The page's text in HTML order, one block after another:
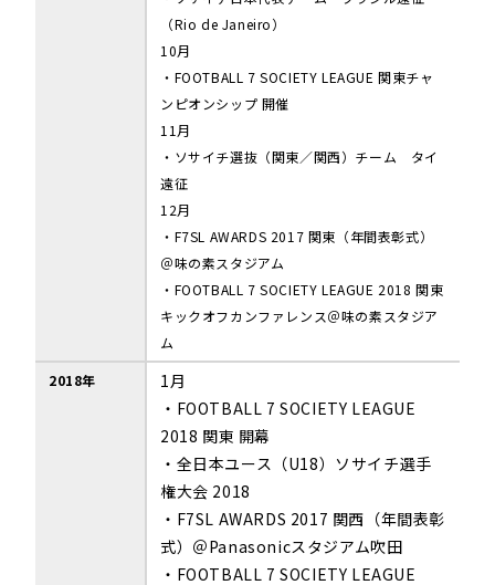
（Rio de Janeiro）
10月
・FOOTBALL 7 SOCIETY LEAGUE 関東チャ
ンピオンシップ 開催
11月
・ソサイチ選抜（関東／関西）チーム タイ
遠征
12月
・F7SL AWARDS 2017 関東（年間表彰式）
＠味の素スタジアム
・FOOTBALL 7 SOCIETY LEAGUE 2018 関東
キックオフカンファレンス＠味の素スタジア
ム
2018年
1月
・FOOTBALL 7 SOCIETY LEAGUE
2018 関東 開幕
・全日本ユース（U18）ソサイチ選手
権大会 2018
・F7SL AWARDS 2017 関西（年間表彰
式）＠Panasonicスタジアム吹田
・FOOTBALL 7 SOCIETY LEAGUE